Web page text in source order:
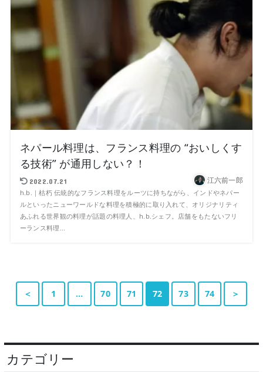
ネパール料理は、フランス料理の “おいしくす
る技術” が通用しない？！
2022.07.21 江六前一郎
h.b.｜枯朽 伝統的なフランス料理をルーツに持ちながら、インドやネパー
ルといったニューワールドな料理を積極的に取り入れて、オリジナリティ
あふれる世界観の料理が話題の料理人、h.b.シェフ。店舗をもたないフリ
ーランス料理...
＜ 1 … 70 71 72 73 74 ＞
カテゴリー